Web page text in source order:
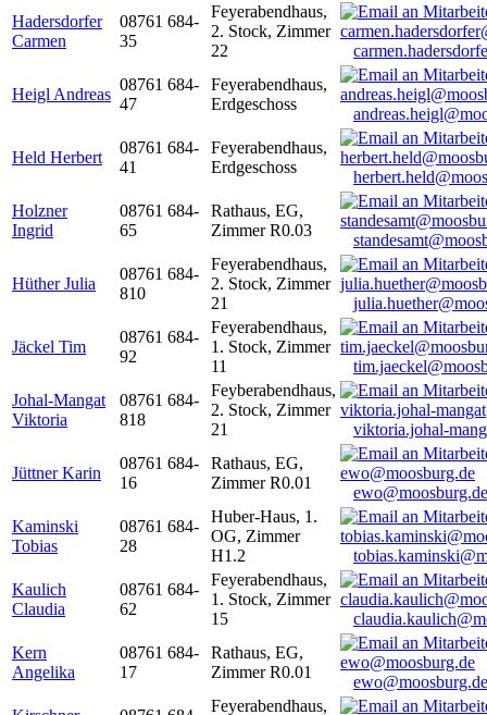
Hadersdorfer
Carmen
08761 684-
35
Feyerabendhaus,
2. Stock, Zimmer
22
Heigl Andreas
08761 684-
47
Feyerabendhaus,
Erdgeschoss
Held Herbert
08761 684-
41
Feyerabendhaus,
Erdgeschoss
Holzner
Ingrid
08761 684-
65
Rathaus, EG,
Zimmer R0.03
Hüther Julia
08761 684-
810
Feyerabendhaus,
2. Stock, Zimmer
21
Jäckel Tim
08761 684-
92
Feyerabendhaus,
1. Stock, Zimmer
11
Johal-Mangat
Viktoria
08761 684-
818
Feyberabendhaus,
2. Stock, Zimmer
21
viktoria.johal-
Jüttner Karin
08761 684-
16
Rathaus, EG,
Zimmer R0.01
ewo@moosburg.de
Kaminski
Tobias
08761 684-
28
Huber-Haus, 1.
OG, Zimmer
H1.2
Kaulich
Claudia
08761 684-
62
Feyerabendhaus,
1. Stock, Zimmer
15
Kern
Angelika
08761 684-
17
Rathaus, EG,
Zimmer R0.01
ewo@moosburg.de
Feyerabendhaus,